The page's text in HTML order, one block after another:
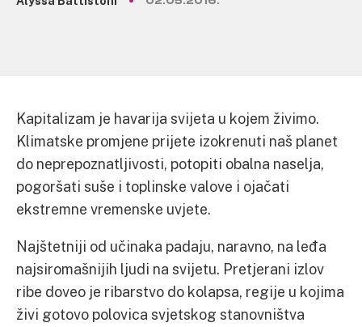
Kapitalizam je havarija svijeta u kojem živimo.
Klimatske promjene prijete izokrenuti naš planet
do neprepoznatljivosti, potopiti obalna naselja,
pogoršati suše i toplinske valove i ojačati
ekstremne vremenske uvjete.
Najštetniji od učinaka padaju, naravno, na leđa
najsiromašnijih ljudi na svijetu. Pretjerani izlov
ribe doveo je ribarstvo do kolapsa, regije u kojima
živi gotovo polovica svjetskog stanovništva